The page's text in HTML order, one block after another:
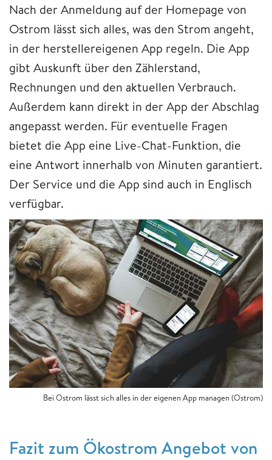
Nach der Anmeldung auf der Homepage von
Ostrom lässt sich alles, was den Strom angeht,
in der herstellereigenen App regeln. Die App
gibt Auskunft über den Zählerstand,
Rechnungen und den aktuellen Verbrauch.
Außerdem kann direkt in der App der Abschlag
angepasst werden. Für eventuelle Fragen
bietet die App eine Live-Chat-Funktion, die
eine Antwort innerhalb von Minuten garantiert.
Der Service und die App sind auch in Englisch
verfügbar.
Bei Ostrom lässt sich alles in der eigenen App managen (Ostrom)
​​​​​​​Fazit zum Ökostrom Angebot von